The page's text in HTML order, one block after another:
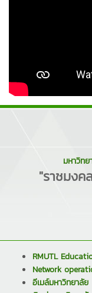
มหาวิทย
"ราชมง
RMUTL
Network
อีเมล์มหาวิทยาลัย